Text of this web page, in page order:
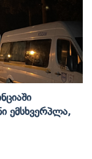
Ემსხვერპლა,